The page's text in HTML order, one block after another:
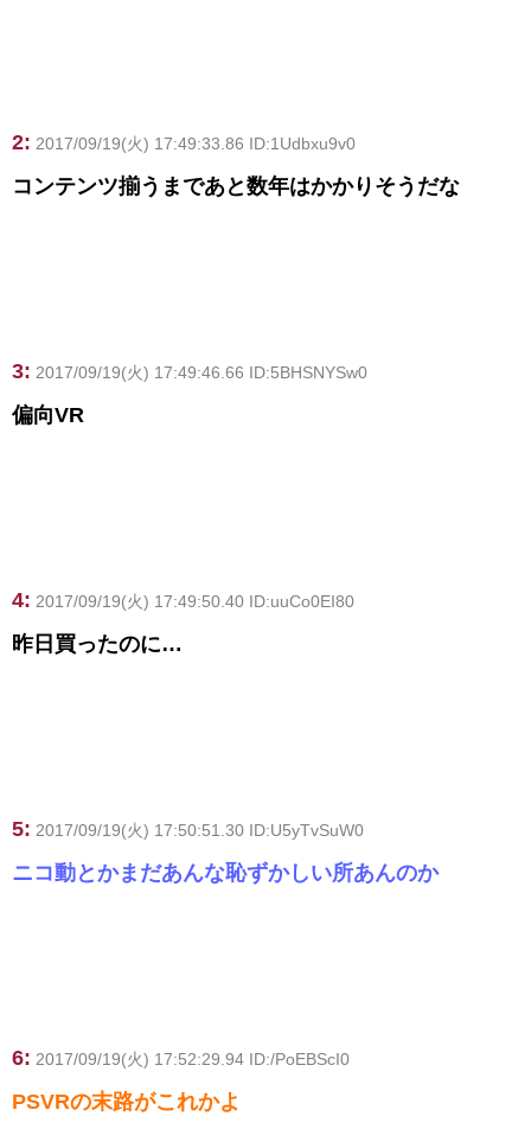
2: 2017/09/19(火) 17:49:33.86 ID:1Udbxu9v0
コンテンツ揃うまであと数年はかかりそうだな
3: 2017/09/19(火) 17:49:46.66 ID:5BHSNYSw0
偏向VR
4: 2017/09/19(火) 17:49:50.40 ID:uuCo0EI80
昨日買ったのに…
5: 2017/09/19(火) 17:50:51.30 ID:U5yTvSuW0
ニコ動とかまだあんな恥ずかしい所あんのか
6: 2017/09/19(火) 17:52:29.94 ID:/PoEBScI0
PSVRの末路がこれかよ